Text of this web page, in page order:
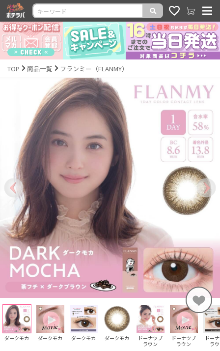
TOP 商品一覧 フランミー（FLANMY）
ダークモカ ダークモカ ダークモカ ダークモカ
ドーナツブ
ラウン
ドーナツブ
ラウン
ドー
ラ